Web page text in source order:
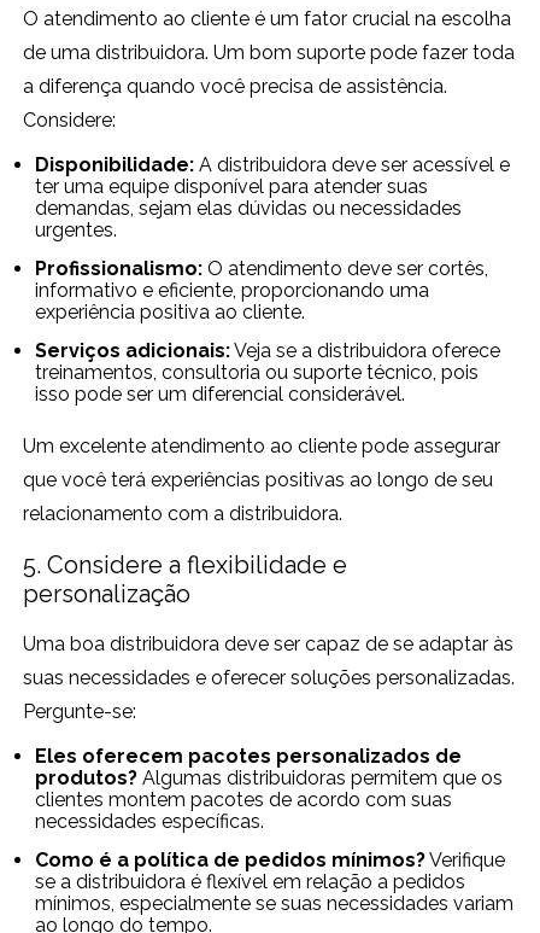
O atendimento ao cliente é um fator crucial na escolha
de uma distribuidora. Um bom suporte pode fazer toda
a diferença quando você precisa de assistência.
Considere:
Disponibilidade: A distribuidora deve ser acessível e
ter uma equipe disponível para atender suas
demandas, sejam elas dúvidas ou necessidades
urgentes.
Profissionalismo: O atendimento deve ser cortês,
informativo e eficiente, proporcionando uma
experiência positiva ao cliente.
Serviços adicionais:Veja se a distribuidora oferece
treinamentos, consultoria ou suporte técnico, pois
isso pode ser um diferencial considerável.
Um excelente atendimento ao cliente pode assegurar
que você terá experiências positivas ao longo de seu
relacionamento com a distribuidora.
5. Considere a flexibilidade e
personalização
Uma boa distribuidora deve ser capaz de se adaptar às
suas necessidades e oferecer soluções personalizadas.
Pergunte-se:
Eles oferecem pacotes personalizados de
produtos? Algumas distribuidoras permitem que os
clientes montem pacotes de acordo com suas
necessidades específicas.
Como é a política de pedidos mínimos?Verifique
se a distribuidora é flexível em relação a pedidos
mínimos, especialmente se suas necessidades variam
ao longo do tempo.